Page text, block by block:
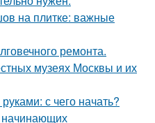
на плитке: важные
ремонта.
музеях Москвы и их
с чего начать?
начинающих